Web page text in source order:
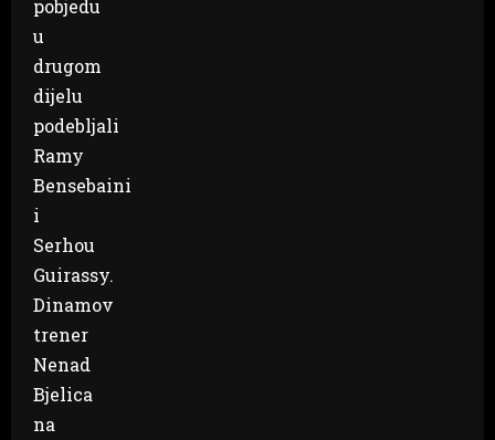
pobjedu
u
drugom
dijelu
podebljali
Ramy
Bensebaini
i
Serhou
Guirassy.
Dinamov
trener
Nenad
Bjelica
na